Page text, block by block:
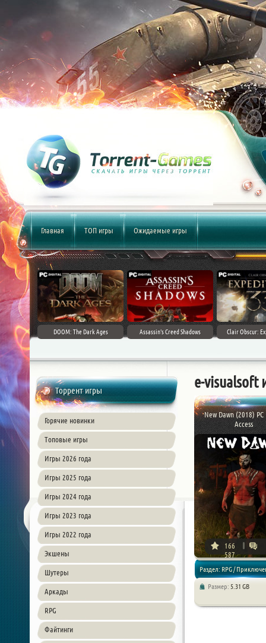
Главная ТОП игры Ожидаемые игры
DOOM: The Dark Ages Assassin's Creed Shadows Clair Obscur:
Торрент игры
Горячие новинки
Топовые игры
Игры 2026 года
Игры 2025 года
Игры 2024 года
Игры 2023 года
Игры 2022 года
Экшены
Шутеры
Аркады
RPG
Файтинги
e-visualsoft
New Dawn (2018) PC
Access
166
587
Раздел: RPG /
Размер: 5.31 GB